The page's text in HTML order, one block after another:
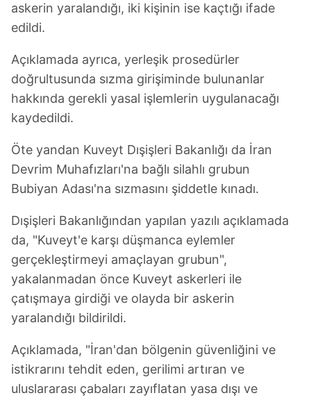
askerin yaralandığı, iki kişinin ise kaçtığı ifade
edildi.
Açıklamada ayrıca, yerleşik prosedürler
doğrultusunda sızma girişiminde bulunanlar
hakkında gerekli yasal işlemlerin uygulanacağı
kaydedildi.
Öte yandan Kuveyt Dışişleri Bakanlığı da İran
Devrim Muhafızları'na bağlı silahlı grubun
Bubiyan Adası'na sızmasını şiddetle kınadı.
Dışişleri Bakanlığından yapılan yazılı açıklamada
da, "Kuveyt'e karşı düşmanca eylemler
gerçekleştirmeyi amaçlayan grubun",
yakalanmadan önce Kuveyt askerleri ile
çatışmaya girdiği ve olayda bir askerin
yaralandığı bildirildi.
Açıklamada, "İran'dan bölgenin güvenliğini ve
istikrarını tehdit eden, gerilimi artıran ve
uluslararası çabaları zayıflatan yasa dışı ve